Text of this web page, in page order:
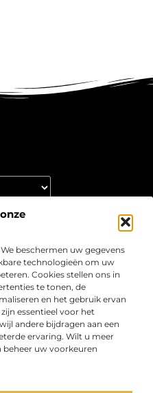
beschermen uw gegevens
technologieën om uw
Cookies stellen ons in
te tonen, de
en het gebruik ervan
essentieel voor het
andere bijdragen aan een
ervaring. Wilt u meer
beheer uw voorkeuren
en creatieve
boordevol kennis,
blik verruimen. Welkom
inhoud en innovatie
helpen.